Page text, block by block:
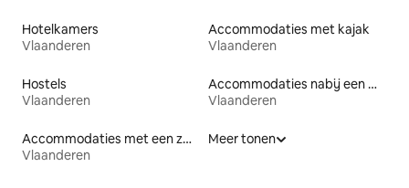
Hotelkamers
Vlaanderen
Accommodaties met kajak
Vlaanderen
Hostels
Vlaanderen
Accommodaties nabij een meer
Vlaanderen
Accommodaties met een zwembad
Vlaanderen
Meer tonen